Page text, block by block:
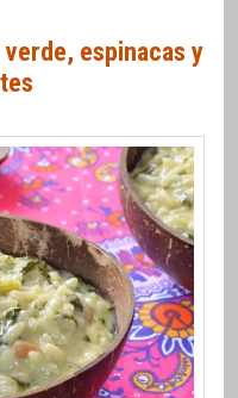
espinacas y